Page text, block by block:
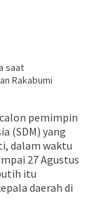
saat
Rakabumi
pemimpin
(SDM) yang
dalam waktu
27 Agustus
itu
daerah di